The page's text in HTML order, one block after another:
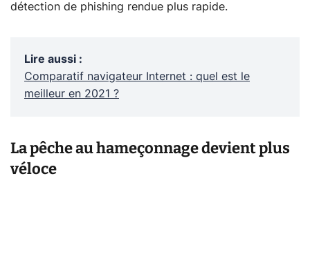
détection de phishing rendue plus rapide.
Lire aussi :
Comparatif navigateur Internet : quel est le
meilleur en 2021 ?
La pêche au hameçonnage devient plus
véloce